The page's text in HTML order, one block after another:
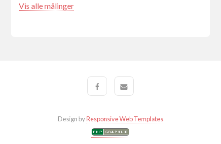
Vis alle målinger
Design byResponsive Web Templates